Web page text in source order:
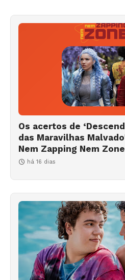
Os acertos de
das Maravilhas
Nem Zapping Nem Zone
há 16 dias